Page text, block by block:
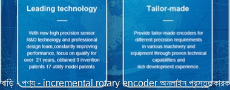
বাড়ি-পণ্য-incremental rotary encoder অনলাইন প্রস্তুতকারক